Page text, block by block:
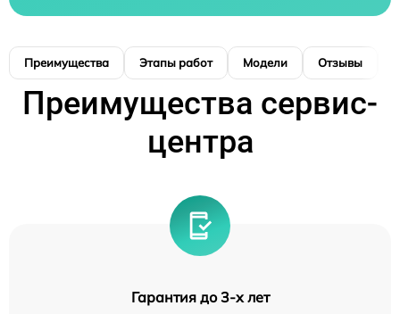
Преимущества Этапы работ Модели Отзывы
Преимущества сервис-
центра
Гарантия до 3-х лет